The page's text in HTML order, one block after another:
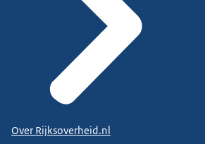
Over Rijksoverheid.nl